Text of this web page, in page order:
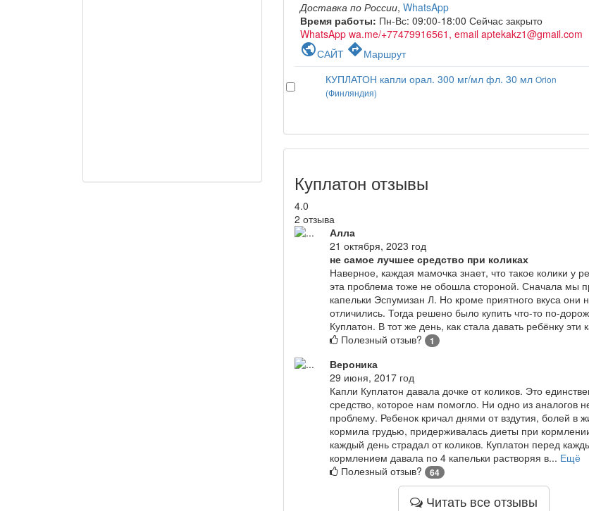
Доставка по России, WhatsApp
Время работы: Пн-Вс: 09:00-18:00 Сейчас закрыто
WhatsApp wa.me/+77479916561, email aptekakz1@gmail.com
publicСАЙТ directionsМаршрут
КУПЛАТОН капли орал. 300 мг/мл фл. 30 мл Orion
(Финляндия)
Куплатон отзывы
4.0
2 отзыва
Алла
21 октября, 2023 год
не самое лучшее средство при коликах
Наверное, каждая мамочка знает, что такое колики у
эта проблема тоже не обошла стороной. Сначала мы
капельки Эспумизан Л. Но кроме приятного вкуса они
отличились. Тогда решено было купить что-то по-
Куплатон. В тот же день, как стала давать ребёнку эти
Полезный отзыв?
1
Вероника
29 июня, 2017 год
Капли Куплатон давала дочке от коликов. Это
средство, которое нам помогло. Ни одно из аналогов
проблему. Ребенок кричал днями от вздутия, болей в
кормила грудью, придерживалась диеты при
каждый день страдал от коликов. Куплатон перед
кормлением давала по 4 капельки растворяя в... Ещё
Полезный отзыв?
64
Читать все отзывы